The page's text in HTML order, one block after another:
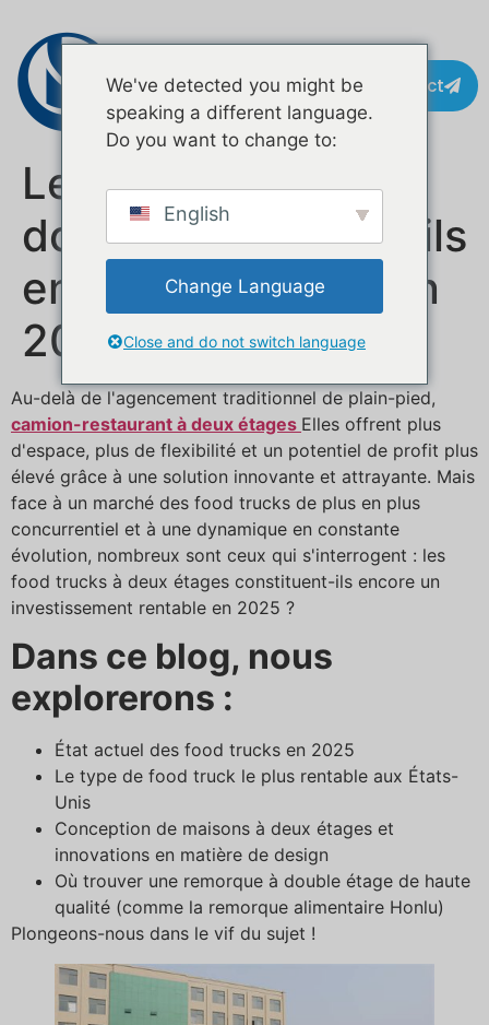
Contact
Les food trucks à
double étage sont-ils
encore rentables en
2025 ?
Au-delà de l'agencement traditionnel de plain-pied,
camion-restaurant à deux étages Elles offrent plus
d'espace, plus de flexibilité et un potentiel de profit plus
élevé grâce à une solution innovante et attrayante. Mais
face à un marché des food trucks de plus en plus
concurrentiel et à une dynamique en constante
évolution, nombreux sont ceux qui s'interrogent : les
food trucks à deux étages constituent-ils encore un
investissement rentable en 2025 ?
Dans ce blog, nous
explorerons :
État actuel des food trucks en 2025
Le type de food truck le plus rentable aux États-
Unis
Conception de maisons à deux étages et
innovations en matière de design
Où trouver une remorque à double étage de haute
qualité (comme la remorque alimentaire Honlu)
Plongeons-nous dans le vif du sujet !
We've detected you might be
speaking a different language.
Do you want to change to:
English
Change Language
Close and do not switch language